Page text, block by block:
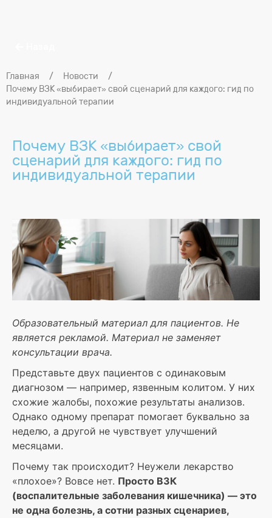
Главная / Новости
/
Почему ВЗК «выбирает» свой сценарий для каждого: гид по
индивидуальной терапии
Почему ВЗК «выбирает» свой
сценарий для каждого: гид по
индивидуальной терапии
Образовательный материал для пациентов. Не
является рекламой. Материал не заменяет
консультации врача.
Представьте двух пациентов с одинаковым
диагнозом — например, язвенным колитом. У них
схожие жалобы, похожие результаты анализов.
Однако одному препарат помогает буквально за
неделю, а другой не чувствует улучшений
месяцами.
Почему так происходит? Неужели лекарство
«плохое»? Вовсе нет. Просто ВЗК
(воспалительные заболевания кишечника) — это
не одна болезнь, а сотни разных сценариев,